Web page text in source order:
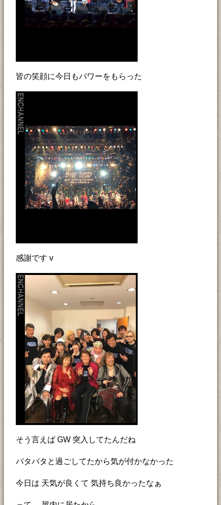
皆の笑顔に今日もパワーをもらった
感謝です v
そう言えば GW 突入してたんだね
バタバタと過ごしてたから気が付かなかった
今日は 天気が良くて 気持ち良かったなぁ